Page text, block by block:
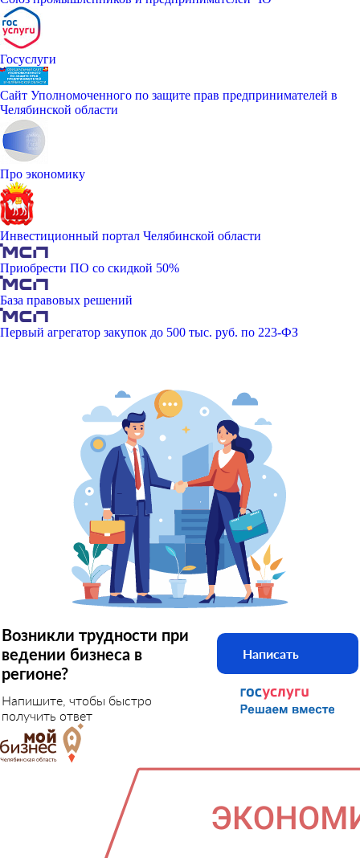
Госуслуги
Сайт Уполномоченного по защите прав предпринимателей в
Челябинской области
Про экономику
Инвестиционный портал Челябинской области
Приобрести ПО со скидкой 50%
База правовых решений
Первый агрегатор закупок до 500 тыс. руб. по 223-ФЗ
Возникли трудности при
ведении бизнеса в
регионе?
Напишите, чтобы быстро
получить ответ
Написать